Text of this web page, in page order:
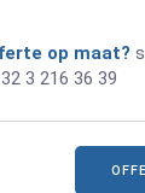
op maat?
3 216 36 39